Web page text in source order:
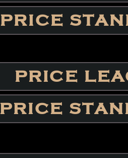
PRICE
PRICE
PRICE